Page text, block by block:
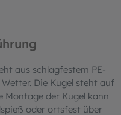
aus schlagfestem PE-
Die Kugel steht auf
Montage der Kugel kann
oder ortsfest über